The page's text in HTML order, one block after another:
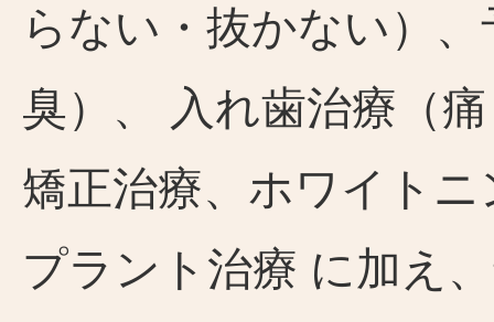
らない・抜かない）
臭）、 入れ歯治療（
矯正治療、ホワイト
プラント治療 に加え